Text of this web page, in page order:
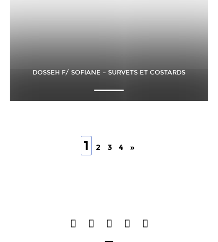
DOSSEH F/ SOFIANE – SURVETS ET COSTARDS
1 2 3 4 »